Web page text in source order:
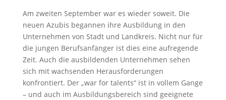
Am zweiten September war es wieder soweit. Die
neuen Azubis begannen ihre Ausbildung in den
Unternehmen von Stadt und Landkreis. Nicht nur für
die jungen Berufsanfänger ist dies eine aufregende
Zeit. Auch die ausbildenden Unternehmen sehen
sich mit wachsenden Herausforderungen
konfrontiert. Der „war for talents“ ist in vollem Gange
– und auch im Ausbildungsbereich sind geeignete